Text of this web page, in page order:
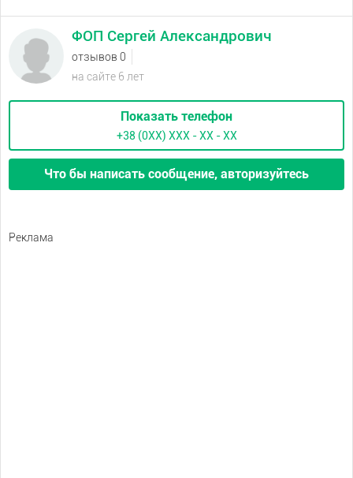
ФОП Сергей Александрович
отзывов 0
на сайте 6 лет
Показать телефон
+38 (0XX) ХХХ - ХХ - ХХ
Что бы написать сообщение, авторизуйтесь
Реклама